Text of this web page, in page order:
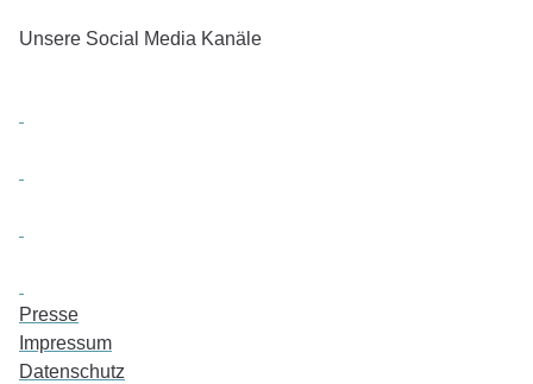
Unsere Social Media Kanäle
Presse
Impressum
Datenschutz